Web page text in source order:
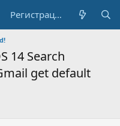
Регистрация
14 Search
get default